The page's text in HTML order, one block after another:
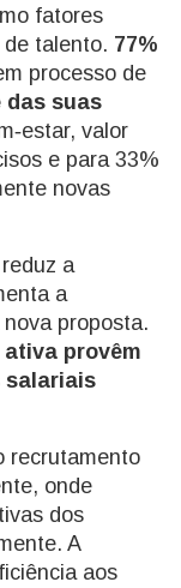
fatores
talento. 77%
processo de
das suas
valor
e para 33%
novas
a
a
proposta.
provêm
salariais
recrutamento
onde
dos
A
aos